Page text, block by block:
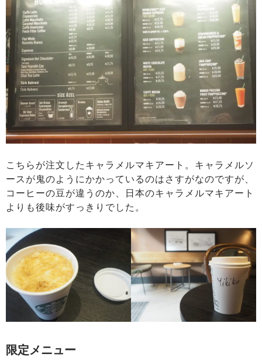
こちらが注文したキャラメルマキアート。キャラメルソ
ースが鬼のようにかかっているのはさすがなのですが、
コーヒーの豆が違うのか、日本のキャラメルマキアート
よりも後味がすっきりでした。
限定メニュー